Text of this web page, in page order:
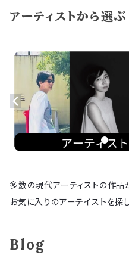
アーティストから選ぶ
多数の現代アーティストの作品
お気に入りのアーテイストを探
Blog